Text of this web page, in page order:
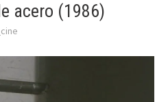
acero (1986)